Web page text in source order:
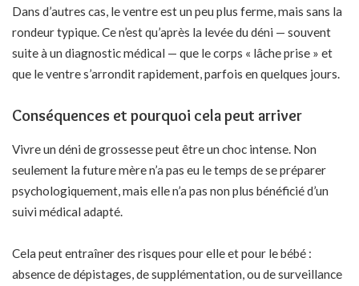
Dans d’autres cas, le ventre est un peu plus ferme, mais sans la
rondeur typique. Ce n’est qu’après la levée du déni — souvent
suite à un diagnostic médical — que le corps « lâche prise » et
que le ventre s’arrondit rapidement, parfois en quelques jours.
Conséquences et pourquoi cela peut arriver
Vivre un déni de grossesse peut être un choc intense. Non
seulement la future mère n’a pas eu le temps de se préparer
psychologiquement, mais elle n’a pas non plus bénéficié d’un
suivi médical adapté.
Cela peut entraîner des risques pour elle et pour le bébé :
absence de dépistages, de supplémentation, ou de surveillance